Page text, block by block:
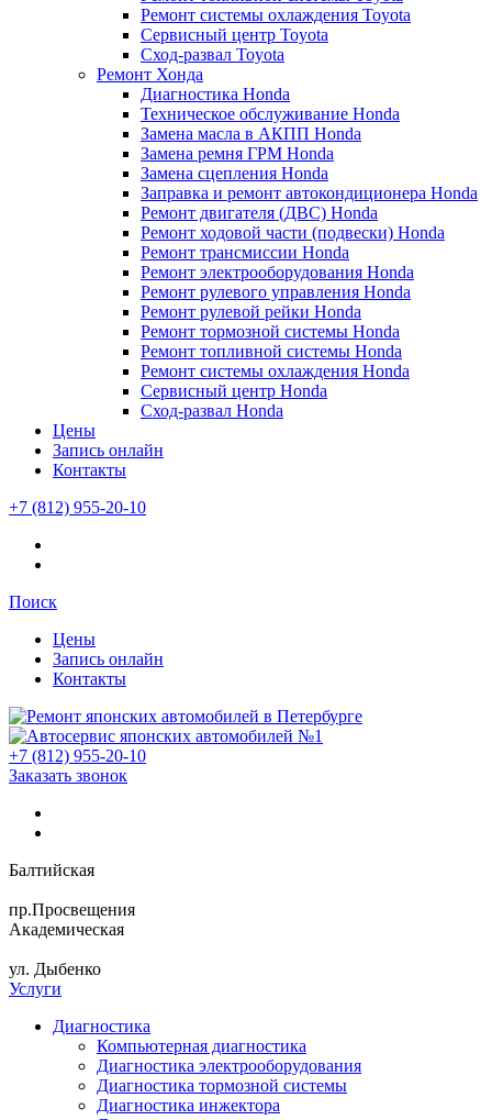
Ремонт системы охлаждения Toyota
Сервисный центр Toyota
Сход-развал Toyota
Ремонт Хонда
Диагностика Honda
Техническое обслуживание Honda
Замена масла в АКПП Honda
Замена ремня ГРМ Honda
Замена сцепления Honda
Заправка и ремонт автокондиционера Honda
Ремонт двигателя (ДВС) Honda
Ремонт ходовой части (подвески) Honda
Ремонт трансмиссии Honda
Ремонт электрооборудования Honda
Ремонт рулевого управления Honda
Ремонт рулевой рейки Honda
Ремонт тормозной системы Honda
Ремонт топливной системы Honda
Ремонт системы охлаждения Honda
Сервисный центр Honda
Сход-развал Honda
Цены
Запись онлайн
Контакты
+7 (812) 955-20-10
Поиск
Цены
Запись онлайн
Контакты
+7 (812) 955-20-10
Заказать звонок
Балтийская
пр.Просвещения
Академическая
ул. Дыбенко
Услуги
Диагностика
Компьютерная диагностика
Диагностика электрооборудования
Диагностика тормозной системы
Диагностика инжектора